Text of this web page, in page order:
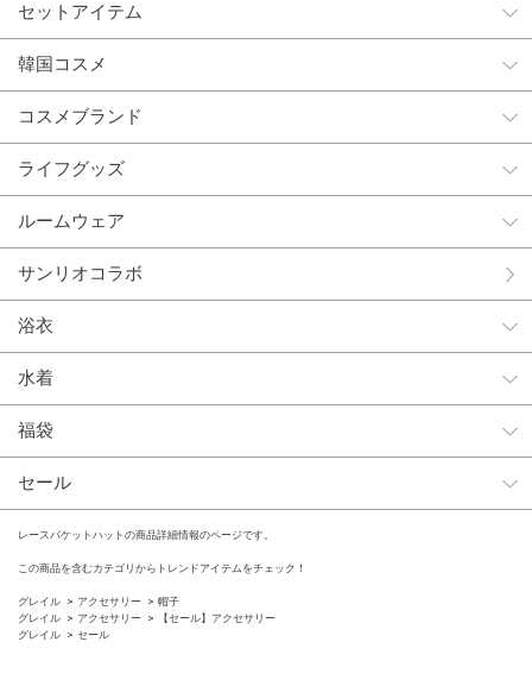
セットアイテム
韓国コスメ
コスメブランド
ライフグッズ
ルームウェア
サンリオコラボ
浴衣
水着
福袋
セール
レースバケットハットの商品詳細情報のページです。
この商品を含むカテゴリからトレンドアイテムをチェック！
グレイル アクセサリー
帽子
グレイル
アクセサリー
【セール】アクセサリー
グレイル
セール